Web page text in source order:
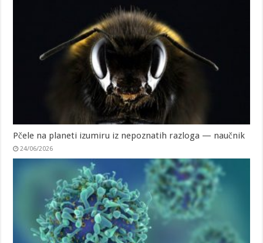
Pčele na planeti izumiru iz nepoznatih razloga — naučnik
24/06/2026